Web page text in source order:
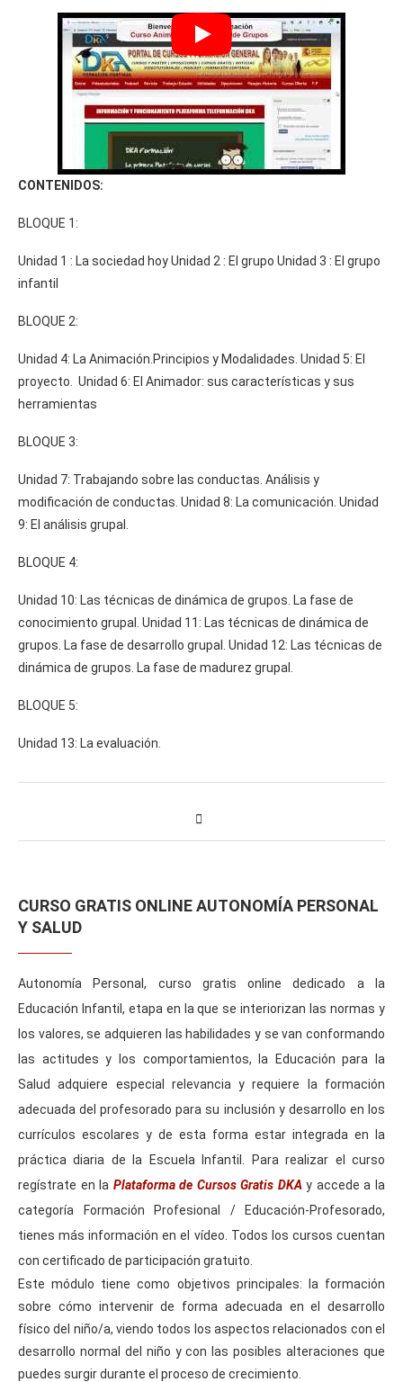
CONTENIDOS:
BLOQUE 1:
Unidad 1 : La sociedad hoy Unidad 2 : El grupo Unidad 3 : El grupo
infantil
BLOQUE 2:
Unidad 4: La Animación.Principios y Modalidades. Unidad 5: El
proyecto. Unidad 6: El Animador: sus características y sus
herramientas
BLOQUE 3:
Unidad 7: Trabajando sobre las conductas. Análisis y
modificación de conductas. Unidad 8: La comunicación. Unidad
9: El análisis grupal.
BLOQUE 4:
Unidad 10: Las técnicas de dinámica de grupos. La fase de
conocimiento grupal. Unidad 11: Las técnicas de dinámica de
grupos. La fase de desarrollo grupal. Unidad 12: Las técnicas de
dinámica de grupos. La fase de madurez grupal.
BLOQUE 5:
Unidad 13: La evaluación.
CURSO GRATIS ONLINE AUTONOMÍA PERSONAL
Y SALUD
Autonomía Personal, curso gratis online dedicado a la
Educación Infantil, etapa en la que se interiorizan las normas y
los valores, se adquieren las habilidades y se van conformando
las actitudes y los comportamientos, la Educación para la
Salud adquiere especial relevancia y requiere la formación
adecuada del profesorado para su inclusión y desarrollo en los
currículos escolares y de esta forma estar integrada en la
práctica diaria de la Escuela Infantil. Para realizar el curso
regístrate en la Plataforma de Cursos Gratis DKAy accede a la
categoría Formación Profesional / Educación-Profesorado,
tienes más información en el vídeo. Todos los cursos cuentan
con certificado de participación gratuito.
Este módulo tiene como objetivos principales: la formación
sobre cómo intervenir de forma adecuada en el desarrollo
físico del niño/a, viendo todos los aspectos relacionados con el
desarrollo normal del niño y con las posibles alteraciones que
puedes surgir durante el proceso de crecimiento.